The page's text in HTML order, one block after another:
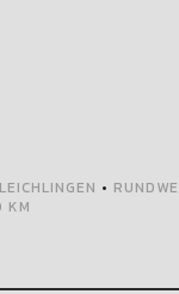
LEICHLINGEN •
KM